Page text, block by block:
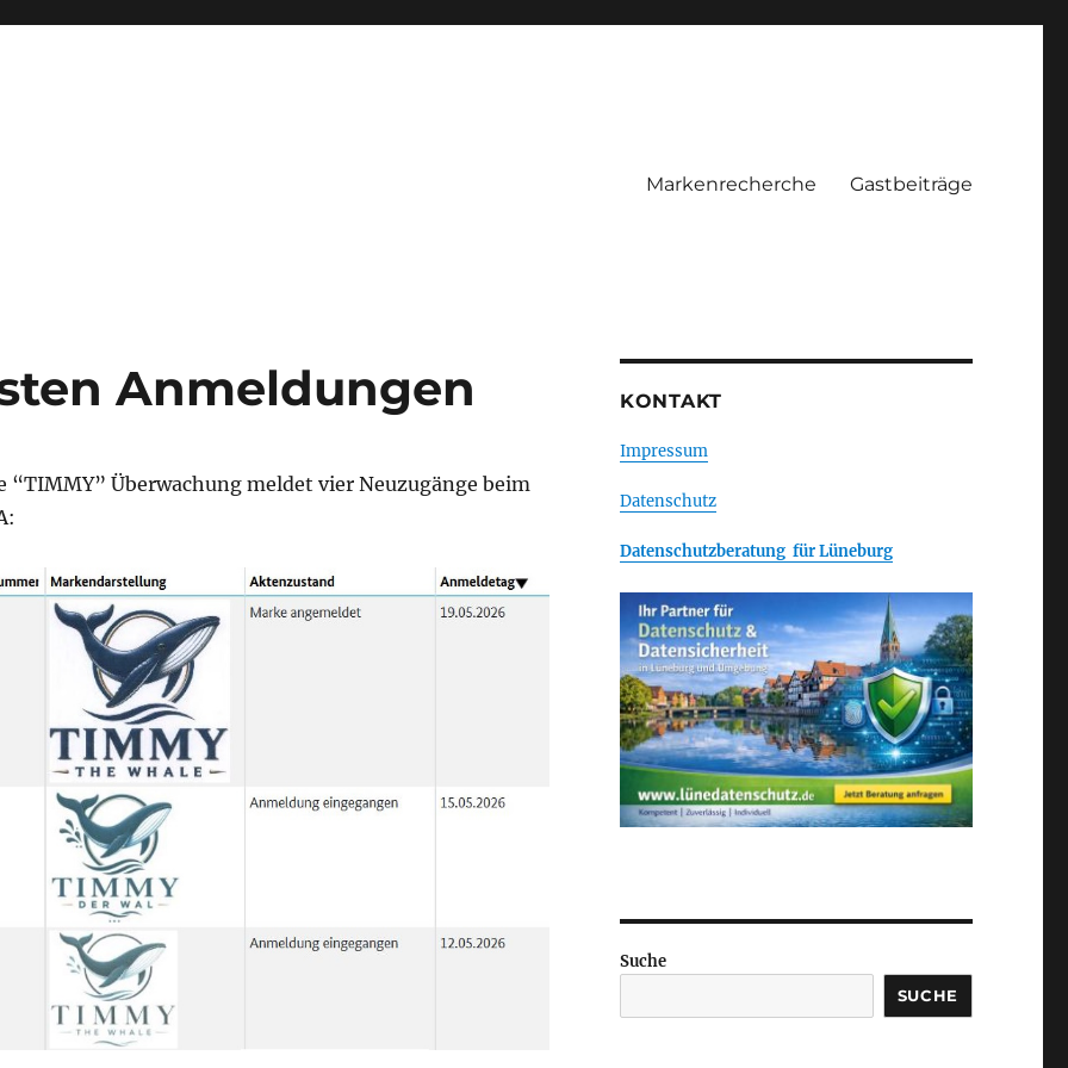
Markenrecherche Gastbeiträge
Anmeldungen
“TIMMY” Überwachung meldet vier Neuzugänge beim
KONTAKT
Impressum
Datenschutz
Datenschutzberatung für Lüneburg
Suche
SUCHE